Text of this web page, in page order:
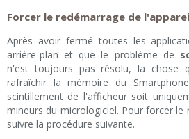
Forcer le redémarrage de
Après avoir fermé toutes les
arrière-plan et que le problème de
n'est toujours pas résolu, la chose
rafraîchir la mémoire du
scintillement de l'afficheur soit
mineurs du micrologiciel. Pour forcer le
suivre la procédure suivante.